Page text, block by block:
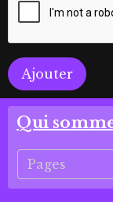
Ajouter
Qui